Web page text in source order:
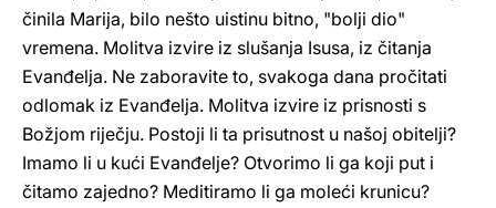
činila Marija, bilo nešto uistinu bitno, "bolji dio"
vremena. Molitva izvire iz slušanja Isusa, iz čitanja
Evanđelja. Ne zaboravite to, svakoga dana pročitati
odlomak iz Evanđelja. Molitva izvire iz prisnosti s
Božjom riječju. Postoji li ta prisutnost u našoj obitelji?
Imamo li u kući Evanđelje? Otvorimo li ga koji put i
čitamo zajedno? Meditiramo li ga moleći krunicu?